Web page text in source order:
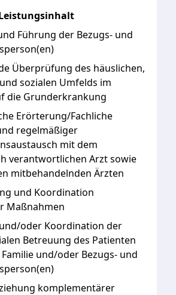
Führung der Bezugs- und
Überprüfung des häuslichen,
sozialen Umfelds im
die Grunderkrankung
Erörterung/Fachliche
regelmäßiger
mit dem
verantwortlichen Arzt sowie
mitbehandelnden Ärzten
und Koordination
Maßnahmen
oder Koordination der
Betreuung des Patienten
und/oder Bezugs- und
komplementärer